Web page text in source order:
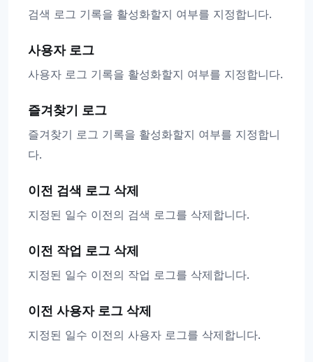
검색 로그 기록을 활성화할지 여부를 지정합니다.
사용자 로그
사용자 로그 기록을 활성화할지 여부를 지정합니다.
즐겨찾기 로그
즐겨찾기 로그 기록을 활성화할지 여부를 지정합니
다.
이전 검색 로그 삭제
지정된 일수 이전의 검색 로그를 삭제합니다.
이전 작업 로그 삭제
지정된 일수 이전의 작업 로그를 삭제합니다.
이전 사용자 로그 삭제
지정된 일수 이전의 사용자 로그를 삭제합니다.